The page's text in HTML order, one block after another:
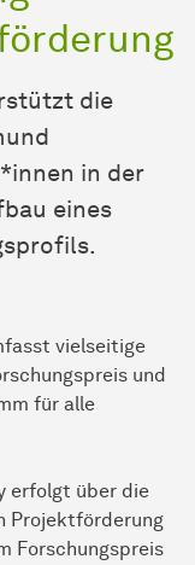
die
in der
eines
vielseitige
und
für alle
erfolgt über die
Projektför­de­rung
Forschungspreis